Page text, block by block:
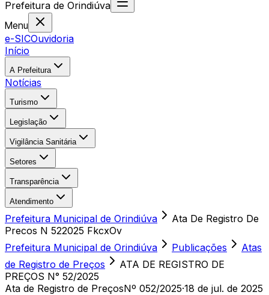
Prefeitura de Orindiúva
Menu
e-SICOuvidoria
Início
A Prefeitura
Notícias
Turismo
Legislação
Vigilância Sanitária
Setores
Transparência
Atendimento
Prefeitura Municipal de Orindiúva
Ata De Registro De
Precos N 522025 FkcxOv
Prefeitura Municipal de Orindiúva
Publicações
Atas
de Registro de Preços
ATA DE REGISTRO DE
PREÇOS N° 52/2025
Ata de Registro de PreçosNº 052/2025·18 de jul. de 2025